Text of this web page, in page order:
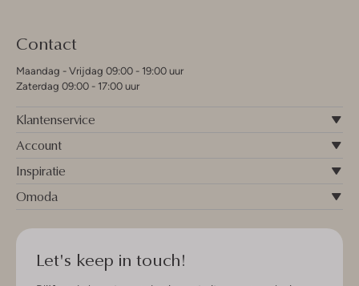
Contact
Maandag - Vrijdag 09:00 - 19:00 uur
Zaterdag 09:00 - 17:00 uur
Klantenservice
Account
Inspiratie
Omoda
Let's keep in touch!